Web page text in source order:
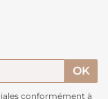
conformément à